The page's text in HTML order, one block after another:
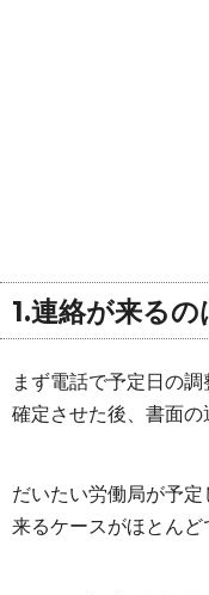
1.連絡が来るの
まず電話で予定日の
確定させた後、書面の
だいたい労働局が予
来るケースがほとんど